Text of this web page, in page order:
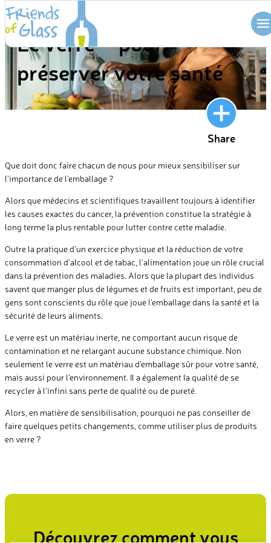
Skip
to
content
BLOG
Le verre – pour
préserver votre santé
Share
Que doit donc faire chacun de nous pour mieux sensibiliser sur
l’importance de l’emballage ?
Alors que médecins et scientifiques travaillent toujours à identifier
les causes exactes du cancer, la prévention constitue la stratégie à
long terme la plus rentable pour lutter contre cette maladie.
Outre la pratique d’un exercice physique et la réduction de votre
consommation d’alcool et de tabac, l’alimentation joue un rôle crucial
dans la prévention des maladies. Alors que la plupart des individus
savent que manger plus de légumes et de fruits est important, peu de
gens sont conscients du rôle que joue l’emballage dans la santé et la
sécurité de leurs aliments.
Le verre est un matériau inerte, ne comportant aucun risque de
contamination et ne relargant aucune substance chimique. Non
seulement le verre est un matériau d’emballage sûr pour votre santé,
mais aussi pour l’environnement. Il a également la qualité de se
recycler à l’infini sans perte de qualité ou de pureté.
Alors, en matière de sensibilisation, pourquoi ne pas conseiller de
faire quelques petits changements, comme utiliser plus de produits
en verre ?
Découvrez comment vous